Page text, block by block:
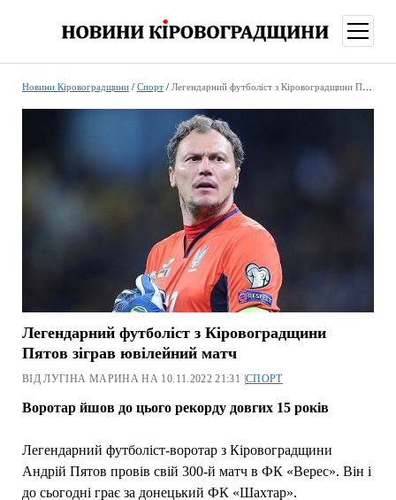
меню
Новини Кіровоградщини/ Спорт/ Легендарний футболіст з Кіровоградщини Пятов зіграв ювілейний матч
Легендарний футболіст з Кіровоградщини
Пятов зіграв ювілейний матч
ВІД ЛУГІНА МАРИНА НА 10.11.2022 21:31 | СПОРТ
Воротар йшов до цього рекорду довгих 15 років
Легендарний футболіст-воротар з Кіровоградщини
Андрій Пятов провів свій 300-й матч в ФК «Верес». Він і
до сьогодні грає за донецький ФК «Шахтар».